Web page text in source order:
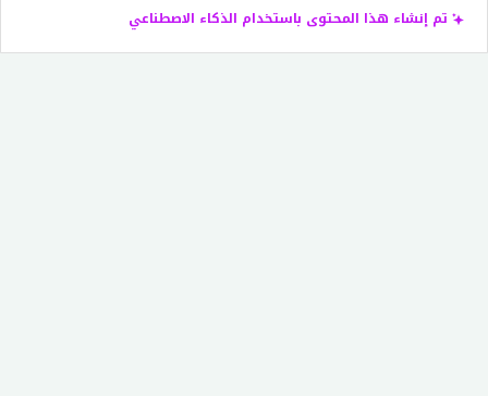
تم إنشاء هذا المحتوى باستخدام الذكاء الاصطناعي